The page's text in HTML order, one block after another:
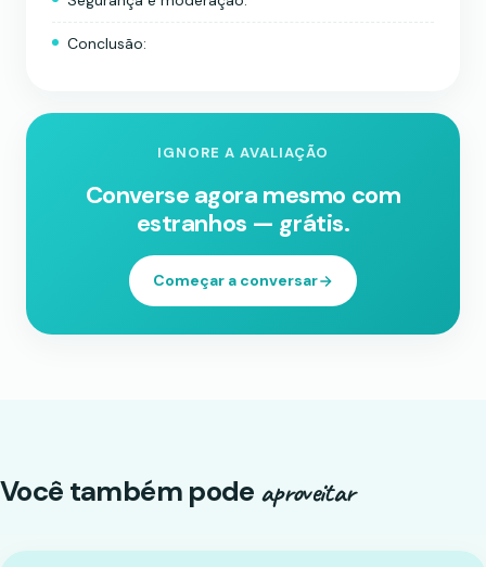
Conclusão:
IGNORE A AVALIAÇÃO
Converse agora mesmo com
estranhos — grátis.
Começar a conversar
Você também pode aproveitar